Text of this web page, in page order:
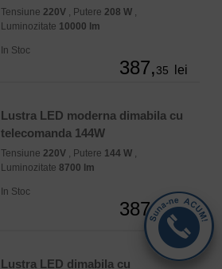
Tensiune 220V , Putere 208 W ,
Luminozitate 10000 lm
In Stoc
387,35 lei
Lustra LED moderna dimabila cu
telecomanda 144W
Tensiune 220V , Putere 144 W ,
Luminozitate 8700 lm
In Stoc
387,63 lei
Lustra LED dimabila cu